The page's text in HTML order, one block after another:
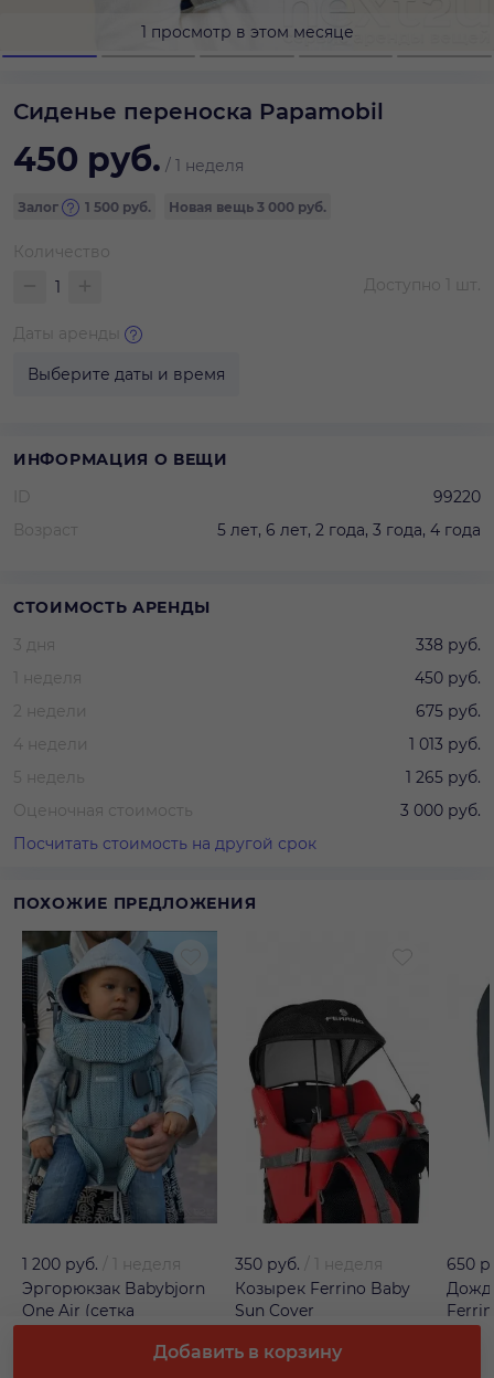
1 просмотр в этом месяце
Сиденье переноска Papamobil
450 руб. / 1 неделя
Залог 1 500 руб. Новая вещь 3 000 руб.
Количество
Доступно 1 шт.
Даты аренды
Выберите даты и время
Добавить в корзину
ИНФОРМАЦИЯ О ВЕЩИ
ID
99220
Возраст
5 лет, 6 лет, 2 года, 3 года, 4 года
СТОИМОСТЬ АРЕНДЫ
3 дня
338 руб.
1 неделя
450 руб.
2 недели
675 руб.
4 недели
1 013 руб.
5 недель
1 265 руб.
Оценочная стоимость
3 000 руб.
Посчитать стоимость на другой срок
ПОХОЖИЕ ПРЕДЛОЖЕНИЯ
1 200 руб.
1 неделя
Эргорюкзак Babybjorn
One Air (сетка
350 руб.
1 неделя
Козырек Ferrino Baby
Sun Cover
650